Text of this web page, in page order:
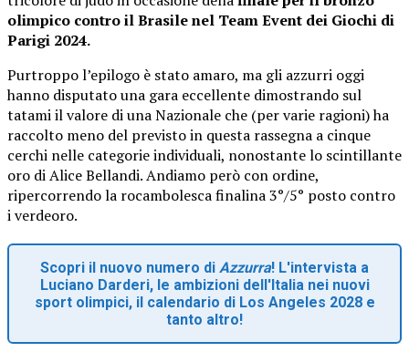
olimpico contro il Brasile nel Team Event dei Giochi di
Parigi 2024.
Purtroppo l’epilogo è stato amaro, ma gli azzurri oggi
hanno disputato una gara eccellente dimostrando sul
tatami il valore di una Nazionale che (per varie ragioni) ha
raccolto meno del previsto in questa rassegna a cinque
cerchi nelle categorie individuali, nonostante lo scintillante
oro di Alice Bellandi. Andiamo però con ordine,
ripercorrendo la rocambolesca finalina 3°/5° posto contro
i verdeoro.
Scopri il nuovo numero di Azzurra! L'intervista a
Luciano Darderi, le ambizioni dell'Italia nei nuovi
sport olimpici, il calendario di Los Angeles 2028 e
tanto altro!